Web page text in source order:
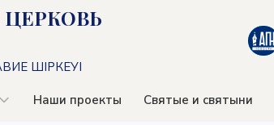
ШІРКЕУІ
Наши проекты Святые и святыни